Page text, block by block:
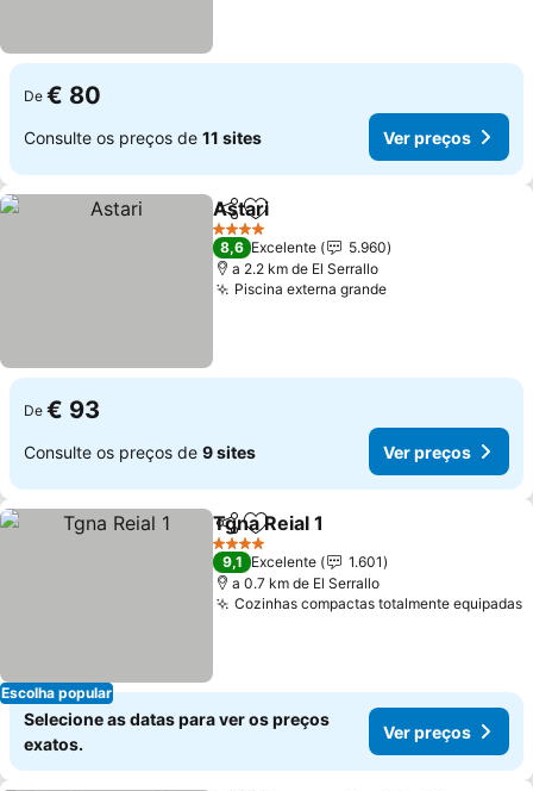
De € 80
Consulte os preços de 11 sites Ver preços
PartilharAdicionar aos favoritos
Astari
4 Estrelas
8,6 Excelente
5.960
a 2.2 km de El Serrallo
Piscina externa grandeVer preços
De € 93
Consulte os preços de 9 sites Ver preços
Escolha popular
PartilharAdicionar aos favoritos
Tgna Reial 1
4 Estrelas
9,1 Excelente
1.601
a 0.7 km de El Serrallo
Cozinhas compactas totalmente equipadas
Selecione as datas para ver os preços
exatos.
Ver preços